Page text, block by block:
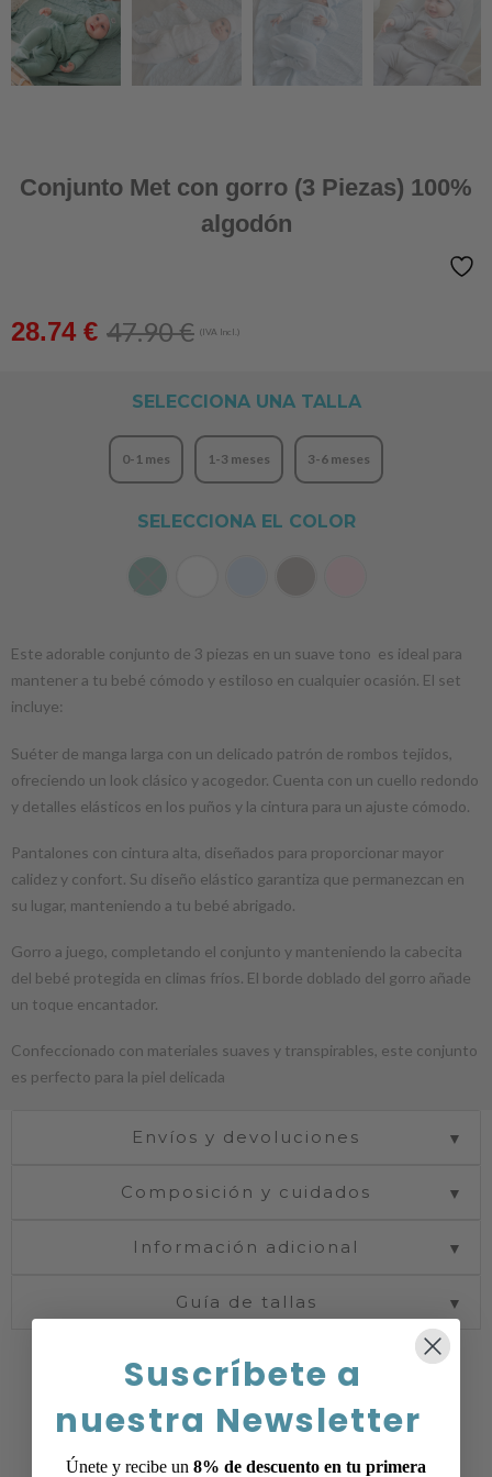
Conjunto Met con gorro (3 Piezas) 100%
algodón
47.90€
28.74 € (IVA Incl.)
SELECCIONA UNA TALLA
0-1 mes 1-3 meses 3-6 meses
SELECCIONA EL COLOR
Este adorable conjunto de 3 piezas en un suave tono es ideal para
mantener a tu bebé cómodo y estiloso en cualquier ocasión. El set
incluye:
Suéter de manga larga con un delicado patrón de rombos tejidos,
ofreciendo un look clásico y acogedor. Cuenta con un cuello redondo
y detalles elásticos en los puños y la cintura para un ajuste cómodo.
Pantalones con cintura alta, diseñados para proporcionar mayor
calidez y confort. Su diseño elástico garantiza que permanezcan en
su lugar, manteniendo a tu bebé abrigado.
Gorro a juego, completando el conjunto y manteniendo la cabecita
del bebé protegida en climas fríos. El borde doblado del gorro añade
un toque encantador.
Confeccionado con materiales suaves y transpirables, este conjunto
es perfecto para la piel delicada
Envíos y devoluciones ▼
Composición y cuidados ▼
Información adicional ▼
Guía de tallas ▼
Suscríbete a
nuestra Newsletter
Únete y recibe un 8% de descuento en tu primera